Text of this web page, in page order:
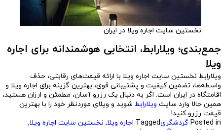
نخستین سایت اجاره ویلا در ایران
جمع‌بندی؛ ویلارابط، انتخابی هوشمندانه برای اجاره
ویلا
ویلارابط نخستین سایت اجاره ویلا با ارائه قیمت‌های رقابتی، حذف
واسطه‌ها، تضمین کیفیت و پشتیبانی قوی، بهترین گزینه برای اجاره ویلا و
اقامتگاه در ایران است. اگر به دنبال یک رزرو آسان، مطمئن و ارزان هستید،
همین حالا وارد سایت ویلارابط شوید و ویلای موردنظر خود را با بهترین
قیمت رزرو کنید!
Posted in گردشگریTagged اجاره ویلا, نخستین سایت اجاره ویلا,